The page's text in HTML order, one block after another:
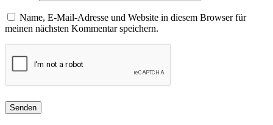
Name, E-Mail-Adresse und Website in diesem Browser für
meinen nächsten Kommentar speichern.
Senden